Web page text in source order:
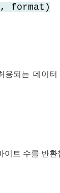
format)
용되는 데이
이트 수를 반환